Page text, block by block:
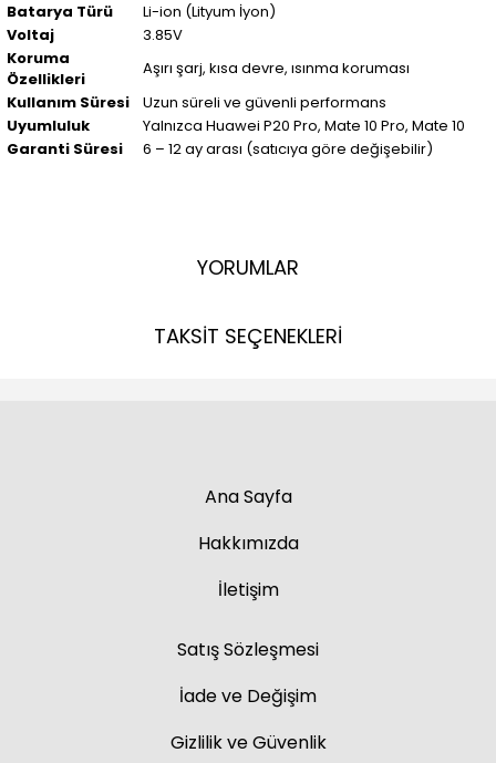
Batarya Türü
Li-ion (Lityum İyon)
Voltaj
3.85V
Koruma
Özellikleri
Aşırı şarj, kısa devre, ısınma koruması
Kullanım Süresi
Uzun süreli ve güvenli performans
Uyumluluk
Yalnızca Huawei P20 Pro, Mate 10 Pro, Mate 10
Garanti Süresi
6 – 12 ay arası (satıcıya göre değişebilir)
YORUMLAR
TAKSİT SEÇENEKLERİ
Ana Sayfa
Hakkımızda
İletişim
Satış Sözleşmesi
İade ve Değişim
Gizlilik ve Güvenlik